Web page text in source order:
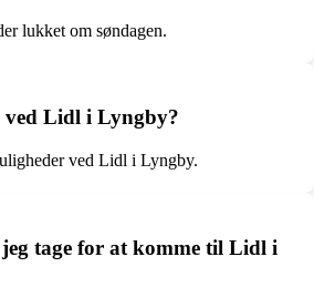
lukket om søndagen.
Lidl i Lyngby?
ved Lidl i Lyngby.
tage for at komme til Lidl i